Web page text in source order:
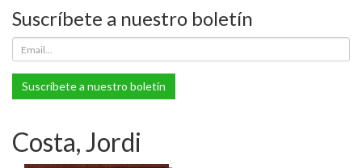
Suscríbete a nuestro boletín
Suscríbete a nuestro boletín
Costa, Jordi